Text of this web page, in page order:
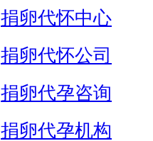
捐卵代怀中心
捐卵代怀公司
捐卵代孕咨询
捐卵代孕机构